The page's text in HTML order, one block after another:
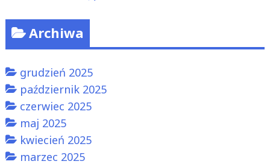
Archiwa
grudzień 2025
październik 2025
czerwiec 2025
maj 2025
kwiecień 2025
marzec 2025